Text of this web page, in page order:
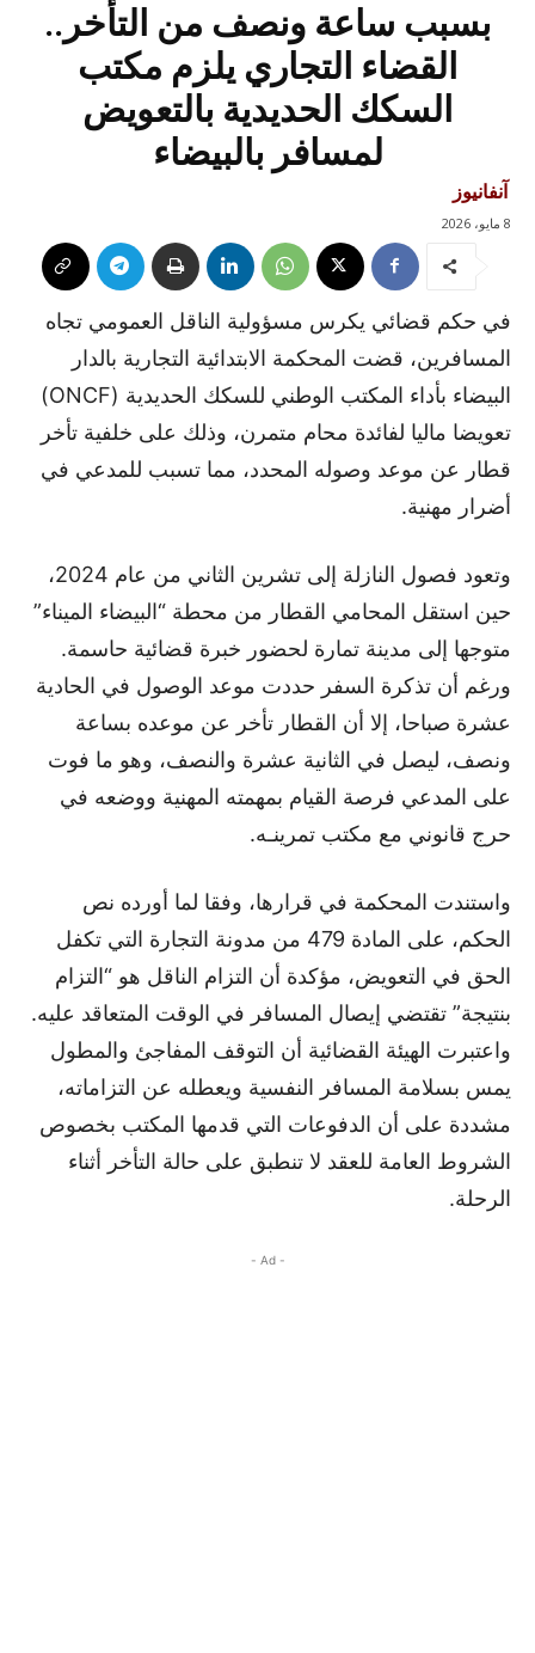
بسبب ساعة ونصف من التأخر..
القضاء التجاري يلزم مكتب
السكك الحديدية بالتعويض
لمسافر بالبيضاء
آنفانيوز
8 مايو، 2026
في حكم قضائي يكرس مسؤولية الناقل العمومي تجاه
المسافرين، قضت المحكمة الابتدائية التجارية بالدار
البيضاء بأداء المكتب الوطني للسكك الحديدية (ONCF)
تعويضا ماليا لفائدة محام متمرن، وذلك على خلفية تأخر
قطار عن موعد وصوله المحدد، مما تسبب للمدعي في
أضرار مهنية.
وتعود فصول النازلة إلى تشرين الثاني من عام 2024،
حين استقل المحامي القطار من محطة “البيضاء الميناء”
متوجها إلى مدينة تمارة لحضور خبرة قضائية حاسمة.
ورغم أن تذكرة السفر حددت موعد الوصول في الحادية
عشرة صباحا، إلا أن القطار تأخر عن موعده بساعة
ونصف، ليصل في الثانية عشرة والنصف، وهو ما فوت
على المدعي فرصة القيام بمهمته المهنية ووضعه في
حرج قانوني مع مكتب تمرينـه.
واستندت المحكمة في قرارها، وفقا لما أورده نص
الحكم، على المادة 479 من مدونة التجارة التي تكفل
الحق في التعويض، مؤكدة أن التزام الناقل هو “التزام
بنتيجة” تقتضي إيصال المسافر في الوقت المتعاقد عليه.
واعتبرت الهيئة القضائية أن التوقف المفاجئ والمطول
يمس بسلامة المسافر النفسية ويعطله عن التزاماته،
مشددة على أن الدفوعات التي قدمها المكتب بخصوص
الشروط العامة للعقد لا تنطبق على حالة التأخر أثناء
الرحلة.
- Ad -